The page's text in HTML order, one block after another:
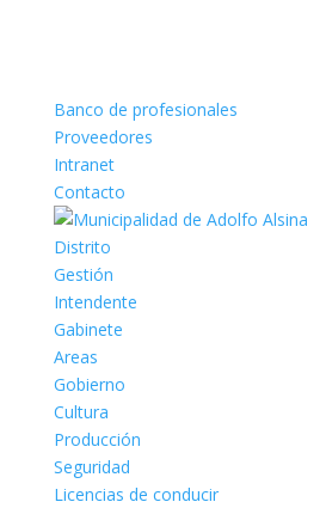
Banco de profesionales
Proveedores
Intranet
Contacto
Distrito
Gestión
Intendente
Gabinete
Areas
Gobierno
Cultura
Producción
Seguridad
Licencias de conducir